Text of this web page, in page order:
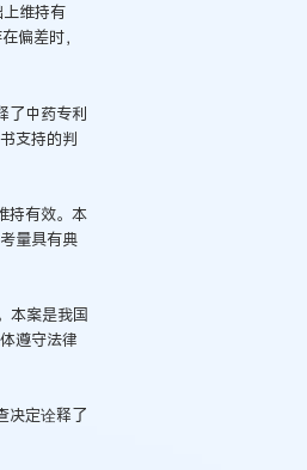
维持有
偏差时，
了中药专利
支持的判
持有效。本
量具有典
本案是我国
遵守法律
决定诠释了